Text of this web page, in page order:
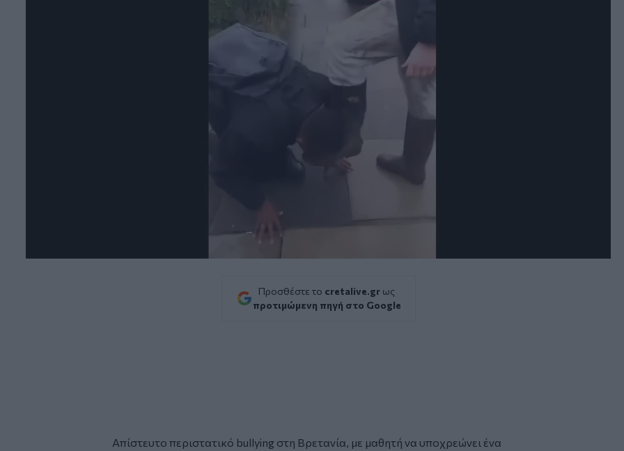
Προσθέστε το cretalive.gr ως
προτιμώμενη πηγή στο Google
Απίστευτο περιστατικό bullying στη Βρετανία, με μαθητή να υποχρεώνει ένα